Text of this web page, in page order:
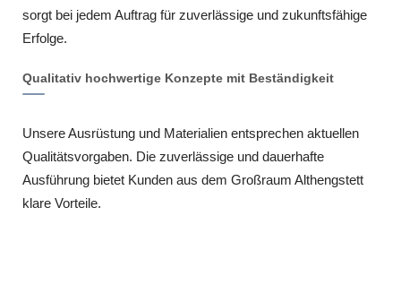
sorgt bei jedem Auftrag für zuverlässige und zukunftsfähige
Erfolge.
Qualitativ hochwertige Konzepte mit Beständigkeit
Unsere Ausrüstung und Materialien entsprechen aktuellen
Qualitätsvorgaben. Die zuverlässige und dauerhafte
Ausführung bietet Kunden aus dem Großraum Althengstett
klare Vorteile.